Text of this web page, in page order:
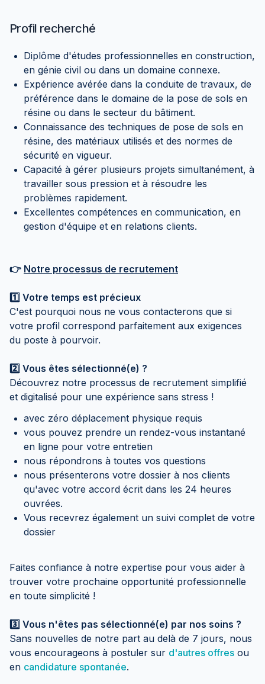
Profil recherché
Diplôme d'études professionnelles en construction,
en génie civil ou dans un domaine connexe.
Expérience avérée dans la conduite de travaux, de
préférence dans le domaine de la pose de sols en
résine ou dans le secteur du bâtiment.
Connaissance des techniques de pose de sols en
résine, des matériaux utilisés et des normes de
sécurité en vigueur.
Capacité à gérer plusieurs projets simultanément, à
travailler sous pression et à résoudre les
problèmes rapidement.
Excellentes compétences en communication, en
gestion d'équipe et en relations clients.
👉 Notre processus de recrutement
1️⃣ Votre temps est précieux
C'est pourquoi nous ne vous contacterons que si
votre profil correspond parfaitement aux exigences
du poste à pourvoir.
2️⃣ Vous êtes sélectionné(e) ?
Découvrez notre processus de recrutement simplifié
et digitalisé pour une expérience sans stress !
avec zéro déplacement physique requis
vous pouvez prendre un rendez-vous instantané
en ligne pour votre entretien
nous répondrons à toutes vos questions
nous présenterons votre dossier à nos clients
qu'avec votre accord écrit dans les 24 heures
ouvrées.
Vous recevrez également un suivi complet de votre
dossier
Faites confiance à notre expertise pour vous aider à
trouver votre prochaine opportunité professionnelle
en toute simplicité !
3️⃣ Vous n'êtes pas sélectionné(e) par nos soins ?
Sans nouvelles de notre part au delà de 7 jours, nous
vous encourageons à postuler sur d'autres offres ou
en candidature spontanée.